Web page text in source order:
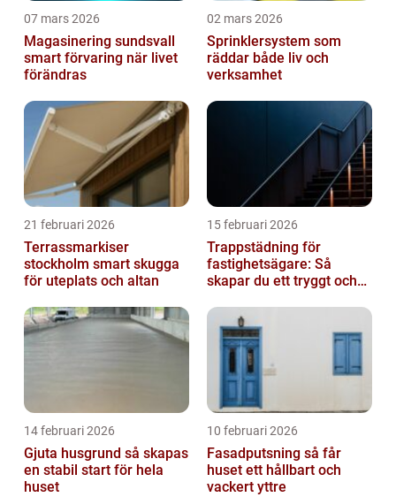
07 mars 2026
Magasinering sundsvall
smart förvaring när livet
förändras
02 mars 2026
Sprinklersystem som
räddar både liv och
verksamhet
21 februari 2026
Terrassmarkiser
stockholm smart skugga
för uteplats och altan
15 februari 2026
Trappstädning för
fastighetsägare: Så
skapar du ett tryggt och
Stockholm
14 februari 2026
Gjuta husgrund så skapas
en stabil start för hela
huset
10 februari 2026
Fasadputsning så får
huset ett hållbart och
vackert yttre